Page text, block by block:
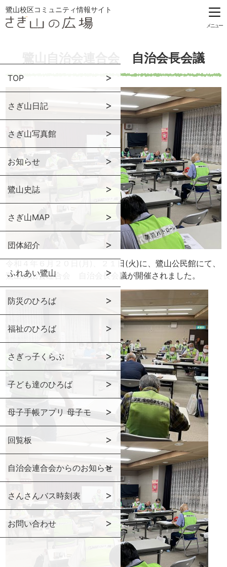
鷺山校区コミュニティ情報サイト
メニュー
TOP
さぎ山日記
さぎ山写真館
お知らせ
鷺山史誌
さぎ山MAP
団体紹介
ふれあい鷺山
防災のひろば
福祉のひろば
さぎっ子くらぶ
子ども達のひろば
母子手帳アプリ 母子モ
回覧板
自治会連合会からのお知らせ
さんさんバス時刻表
お問い合わせ
鷺山自治会連合会 自治会長会議
令和４年６月２０日(月)、２１日(火)に、鷺山公民館にて、
鷺山自治会連合会 自治会長会議が開催されました。